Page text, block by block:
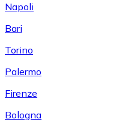
Napoli
Bari
Torino
Palermo
Firenze
Bologna